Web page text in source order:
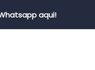
aqui!